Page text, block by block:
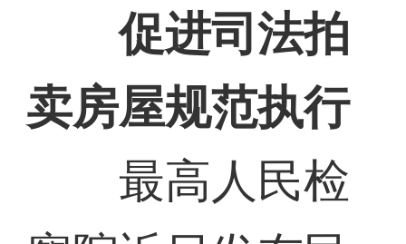
促进司法拍
卖房屋规范执行
最高人民检